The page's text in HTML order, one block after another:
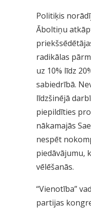
Politiķis
Āboltiņu
radikālas
uz 10% līdz
sabiedrībā.
līdzšinējā
piepildīties
nākamajās
nespēt
piedāvājumu,
vēlēšanās.
“Vienotība”
partijas